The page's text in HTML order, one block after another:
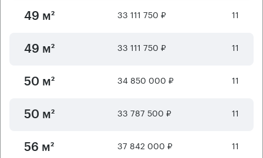
49 м² 33 111 750 ₽ 11
49 м² 33 111 750 ₽ 11
50 м² 34 850 000 ₽ 11
50 м² 33 787 500 ₽ 11
56 м² 37 842 000 ₽ 11